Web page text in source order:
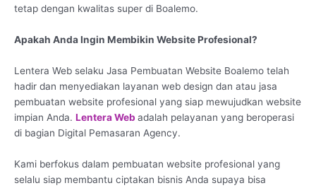
tetap dengan kwalitas super di Boalemo.
Apakah Anda Ingin Membikin Website Profesional?
Lentera Web selaku Jasa Pembuatan Website Boalemo telah
hadir dan menyediakan layanan web design dan atau jasa
pembuatan website profesional yang siap mewujudkan website
impian Anda. Lentera Web adalah pelayanan yang beroperasi
di bagian Digital Pemasaran Agency.
Kami berfokus dalam pembuatan website profesional yang
selalu siap membantu ciptakan bisnis Anda supaya bisa